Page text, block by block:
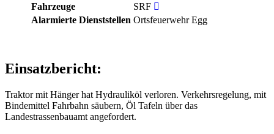
Fahrzeuge
SRF
Alarmierte Dienststellen Ortsfeuerwehr Egg
Einsatzbericht:
Traktor mit Hänger hat Hydrauliköl verloren. Verkehrsregelung, mit
Bindemittel Fahrbahn säubern, Öl Tafeln über das
Landestrassenbauamt angefordert.